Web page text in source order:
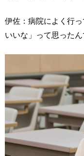
伊佐：病院によく行
いいな」って思ったん